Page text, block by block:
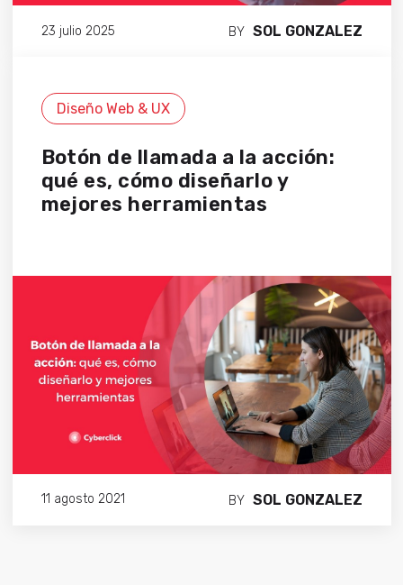
23 julio 2025 BY SOL GONZALEZ
Diseño Web & UX
Botón de llamada a la acción:
qué es, cómo diseñarlo y
mejores herramientas
11 agosto 2021 BY SOL GONZALEZ